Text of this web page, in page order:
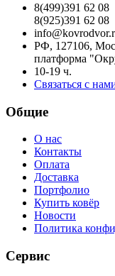
8(499)391 62 08
8(925)391 62 08
РФ, 127106,
платформа
10-19 ч.
Связаться с
Общие
О нас
Контакты
Оплата
Доставка
Портфолио
Купить ковёр
Новости
Политика
Сервис